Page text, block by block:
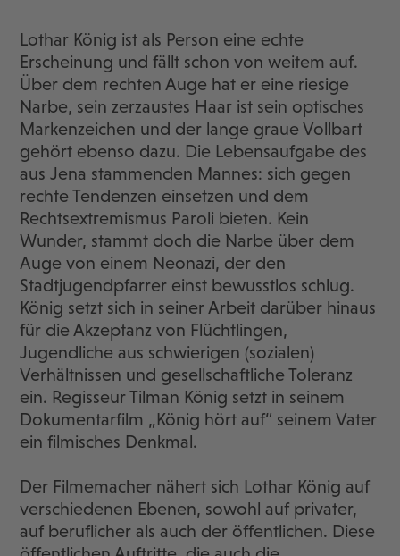
Lothar König ist als Person eine echte
Erscheinung und fällt schon von weitem auf.
Über dem rechten Auge hat er eine riesige
Narbe, sein zerzaustes Haar ist sein optisches
Markenzeichen und der lange graue Vollbart
gehört ebenso dazu. Die Lebensaufgabe des
aus Jena stammenden Mannes: sich gegen
rechte Tendenzen einsetzen und dem
Rechtsextremismus Paroli bieten. Kein
Wunder, stammt doch die Narbe über dem
Auge von einem Neonazi, der den
Stadtjugendpfarrer einst bewusstlos schlug.
König setzt sich in seiner Arbeit darüber hinaus
für die Akzeptanz von Flüchtlingen,
Jugendliche aus schwierigen (sozialen)
Verhältnissen und gesellschaftliche Toleranz
ein. Regisseur Tilman König setzt in seinem
Dokumentarfilm „König hört auf“ seinem Vater
ein filmisches Denkmal.
Der Filmemacher nähert sich Lothar König auf
verschiedenen Ebenen, sowohl auf privater,
auf beruflicher als auch der öffentlichen. Diese